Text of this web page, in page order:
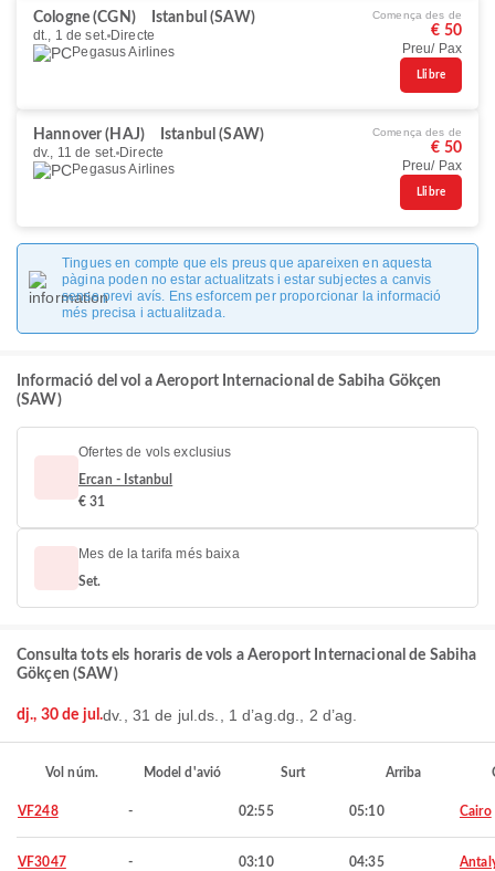
Cologne (CGN)
Istanbul (SAW)
dt., 1 de set. Directe
Pegasus Airlines
Comença des de
€ 50
Preu/ Pax
Llibre
Hannover (HAJ)
Istanbul (SAW)
dv., 11 de set. Directe
Pegasus Airlines
Comença des de
€ 50
Preu/ Pax
Llibre
Tingues en compte que els preus que apareixen en aquesta
pàgina poden no estar actualitzats i estar subjectes a canvis
sense previ avís. Ens esforcem per proporcionar la informació
més precisa i actualitzada.
Informació del vol a Aeroport Internacional de Sabiha Gökçen
(SAW)
Ofertes de vols exclusius
Ercan - Istanbul
€ 31
Mes de la tarifa més baixa
Set.
Consulta tots els horaris de vols a Aeroport Internacional de Sabiha
Gökçen (SAW)
dj., 30 de jul.dv., 31 de jul.ds., 1 d’ag. dg., 2 d’ag.
Vol núm. Model d'avió Surt Arriba
VF248 - 02:55 05:10 Cairo
VF3047 - 03:10 04:35